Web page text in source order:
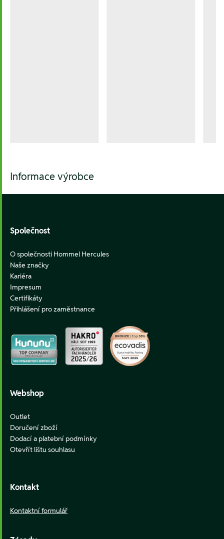
Informace výrobce
Společnost
O společnosti Hommel Hercules
Naše značky
Kariéra
Impresum
Certifikáty
Přihlášení pro zaměstnance
Webshop
Outlet
Doručení zboží
Dodací a platební podmínky
Otevřít lištu souhlasu
Kontakt
Kontaktní formulář